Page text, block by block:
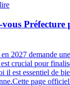
Préfecture
2027 demande
crucial pour
il est essentiel de
page